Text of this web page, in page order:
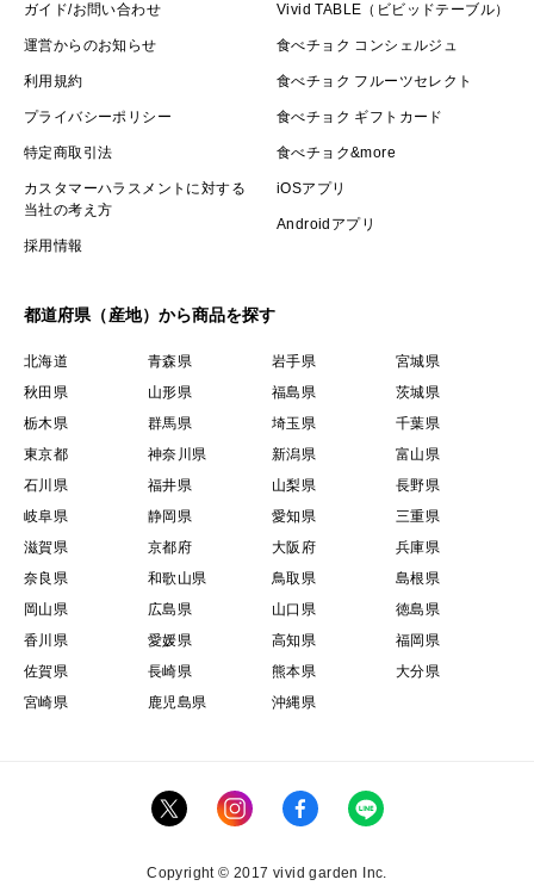
ガイド/お問い合わせ
運営からのお知らせ
利用規約
プライバシーポリシー
特定商取引法
カスタマーハラスメントに対する
当社の考え方
採用情報
Vivid TABLE（ビビッドテーブル）
食べチョク コンシェルジュ
食べチョク フルーツセレクト
食べチョク ギフトカード
食べチョク&more
iOSアプリ
Androidアプリ
都道府県（産地）から商品を探す
北海道 青森県 岩手県
宮城県
秋田県
山形県 福島県
茨城県
栃木県
群馬県 埼玉県
千葉県
東京都
神奈川県 新潟県
富山県
石川県
福井県 山梨県
長野県
岐阜県
静岡県 愛知県
三重県
滋賀県
京都府 大阪府
兵庫県
奈良県
和歌山県 鳥取県
島根県
岡山県
広島県 山口県
徳島県
香川県
愛媛県 高知県
福岡県
佐賀県
長崎県 熊本県
大分県
宮崎県
鹿児島県 沖縄県
Copyright © 2017 vivid garden Inc.